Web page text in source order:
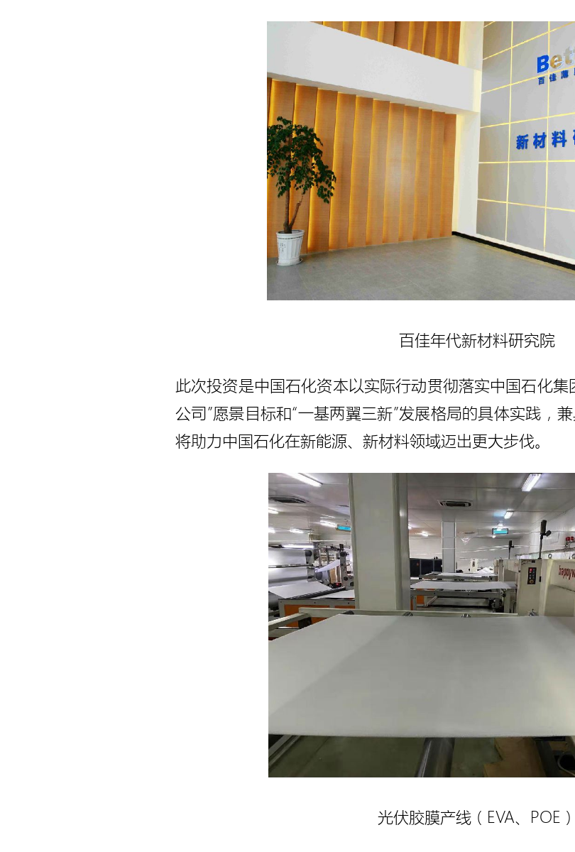
百佳年代新材料研究院
此次投资是中国石化资本以实际行动贯彻落实中国石化
公司”愿景目标和“一基两翼三新”发展格局的具体实践，
将助力中国石化在新能源、新材料领域迈出更大步伐。
光伏胶膜产线（EVA、POE）